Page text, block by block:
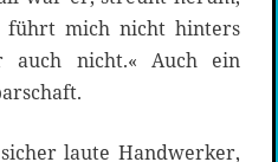
führt mich nicht hinters
auch nicht.« Auch ein
laute Handwerker,